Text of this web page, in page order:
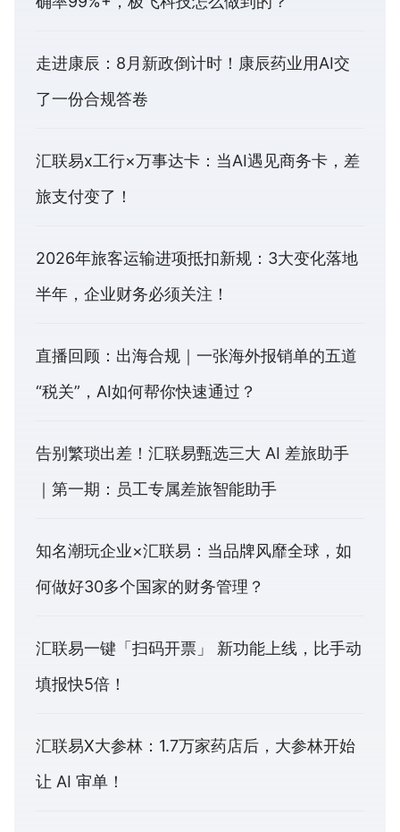
走进康辰：8月新政倒计时！康辰药业用AI交
了一份合规答卷
汇联易x工行×万事达卡：当AI遇见商务卡，差
旅支付变了！
2026年旅客运输进项抵扣新规：3大变化落地
半年，企业财务必须关注！
直播回顾：出海合规｜一张海外报销单的五道
“税关”，AI如何帮你快速通过？
告别繁琐出差！汇联易甄选三大 AI 差旅助手
｜第一期：员工专属差旅智能助手
知名潮玩企业×汇联易：当品牌风靡全球，如
何做好30多个国家的财务管理？
汇联易一键「扫码开票」 新功能上线，比手动
填报快5倍！
汇联易X大参林：1.7万家药店后，大参林开始
让 AI 审单！